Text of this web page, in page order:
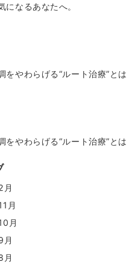
になるあなたへ。
をやわらげる“ルート治療”とは
をやわらげる“ルート治療”とは
月
月